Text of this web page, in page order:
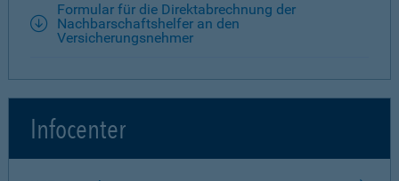
Formular für die Direktabrechnung der
Nachbarschaftshelfer an den
Versicherungsnehmer
Infocenter